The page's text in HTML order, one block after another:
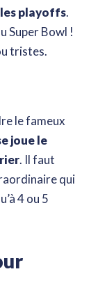
playoffs.
Super Bowl !
tristes.
le fameux
joue le
. Il faut
qui
4 ou 5